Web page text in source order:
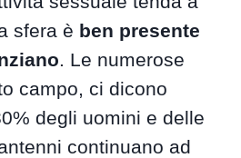
sfera è ben presente
. Le numerose
campo, ci dicono
degli uomini e delle
continuano ad